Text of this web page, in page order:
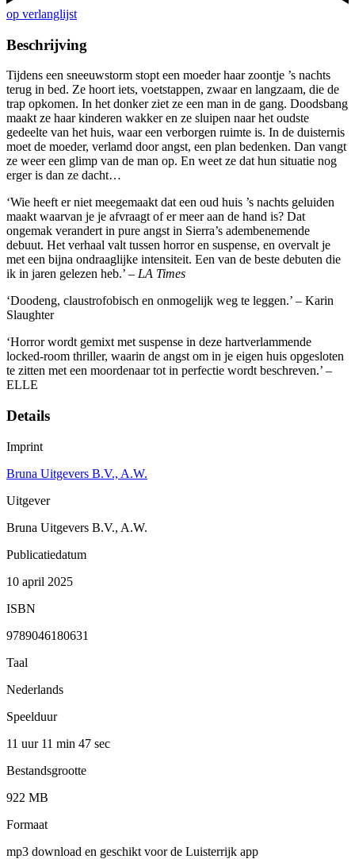
op verlanglijst
Beschrijving
Tijdens een sneeuwstorm stopt een moeder haar zoontje ’s nachts
terug in bed. Ze hoort iets, voetstappen, zwaar en langzaam, die de
trap opkomen. In het donker ziet ze een man in de gang. Doodsbang
maakt ze haar kinderen wakker en ze sluipen naar het oudste
gedeelte van het huis, waar een verborgen ruimte is. In de duisternis
moet de moeder, verlamd door angst, een plan bedenken. Dan vangt
ze weer een glimp van de man op. En weet ze dat hun situatie nog
erger is dan ze dacht…
‘Wie heeft er niet meegemaakt dat een oud huis ’s nachts geluiden
maakt waarvan je je afvraagt of er meer aan de hand is? Dat
ongemak verandert in pure angst in Sierra’s adembenemende
debuut. Het verhaal valt tussen horror en suspense, en overvalt je
met een bijna ondraaglijke intensiteit. Een van de beste debuten die
ik in jaren gelezen heb.’ – LA Times
‘Doodeng, claustrofobisch en onmogelijk weg te leggen.’ – Karin
Slaughter
‘Horror wordt gemixt met suspense in deze hartverlammende
locked-room thriller, waarin de angst om in je eigen huis opgesloten
te zitten met een moordenaar tot in perfectie wordt beschreven.’ –
ELLE
Details
Imprint
Bruna Uitgevers B.V., A.W.
Uitgever
Bruna Uitgevers B.V., A.W.
Publicatiedatum
10 april 2025
ISBN
9789046180631
Taal
Nederlands
Speelduur
11 uur 11 min 47 sec
Bestandsgrootte
922 MB
Formaat
mp3 download en geschikt voor de Luisterrijk app